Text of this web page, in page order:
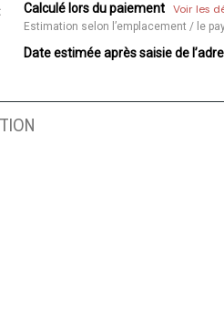
Calculé lors du paiement Voir les
Estimation selon l’emplacement / le
Date estimée après saisie de